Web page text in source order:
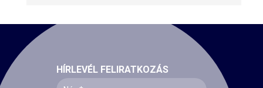
HÍRLEVÉL FELIRATKOZÁS